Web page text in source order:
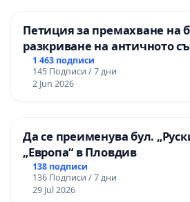
Петиция за премахване на
разкриване на античното
Могиланската могила във
1 463 подписи
145 Подписи / 7 дни
2 Jun 2026
Да се преименува бул.
„Европа“ в Пловдив
138 подписи
136 Подписи / 7 дни
29 Jul 2026